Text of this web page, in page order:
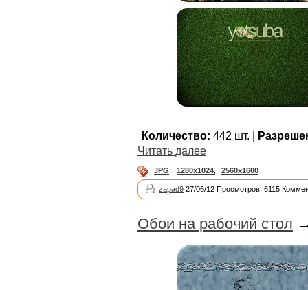
Количество: 442 шт. |
Читать далее
JPG 1280x1024 2560x1600
zapad9 27/06/12 Просмотров: 6115
Обои на рабочий стол